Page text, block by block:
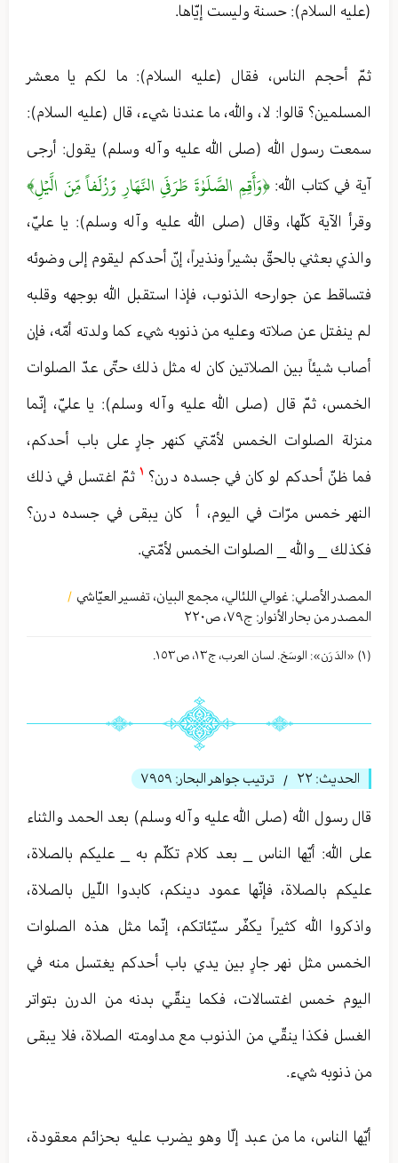
(عليه السلام): حسنة وليست إيّاها.
ثمّ أحجم الناس، فقال (عليه السلام): ما لكم يا معشر
المسلمين؟ قالوا: لا، والله، ما عندنا شيء، قال (عليه السلام):
سمعت رسول الله (صلى الله عليه وآله وسلم) يقول: أرجى
آية في كتاب الله:﴿وَأَقِمِ الصَّلَوٰةَ طَرَفَيِ النَّهَارِ وَزُلَفاً مِّنَ الَّيۡلِ﴾
وقرأ الآية كلّها، وقال (صلى الله عليه وآله وسلم): يا عليّ،
والذي بعثني بالحقّ بشيراً ونذيراً، إنّ أحدكم ليقوم إلى وضوئه
فتساقط عن جوارحه الذنوب، فإذا استقبل الله بوجهه وقلبه
لم ينفتل عن صلاته وعليه من ذنوبه شيء كما ولدته أمّه، فإن
أصاب شيئاً بين الصلاتين كان له مثل ذلك حتّى عدّ الصلوات
الخمس، ثمّ قال (صلى الله عليه وآله وسلم): يا عليّ، إنّما
منزلة الصلوات الخمس لأمّتي كنهر جارٍ على باب أحدكم،
فما ظنّ أحدكم لو كان في جسده درن؟
ثمّ اغتسل في ذلك
النهر خمس مرّات في اليوم، أ كان يبقى في جسده درن؟
فكذلك _ والله _ الصلوات الخمس لأمّتي.
المصدر الأصلي: غوالي اللئالي، مجمع البيان، تفسير العيّاشي /
المصدر من بحار الأنوار: ج٧٩، ص٢٢٠
(١) «الدَرَن»: الوسَخ. لسان العرب، ج١٣، ص١٥٣.
الحديث: ٢٢ / ترتيب جواهر البحار: ٧٩٥٩
قال رسول الله (صلى الله عليه وآله وسلم) بعد الحمد والثناء
على الله: أيّها الناس _ بعد كلام تكلّم به _ عليكم بالصلاة،
عليكم بالصلاة، فإنّها عمود دينكم، كابدوا اللّيل بالصلاة،
واذكروا الله كثيراً يكفّر سيّئاتكم، إنّما مثل هذه الصلوات
الخمس مثل نهر جارٍ بين يدي باب أحدكم يغتسل منه في
اليوم خمس اغتسالات، فكما ينقّي بدنه من الدرن بتواتر
الغسل فكذا ينقّي من الذنوب مع مداومته الصلاة، فلا يبقى
من ذنوبه شيء.
أيّها الناس، ما من عبد إلّا وهو يضرب عليه بحزائم معقودة،